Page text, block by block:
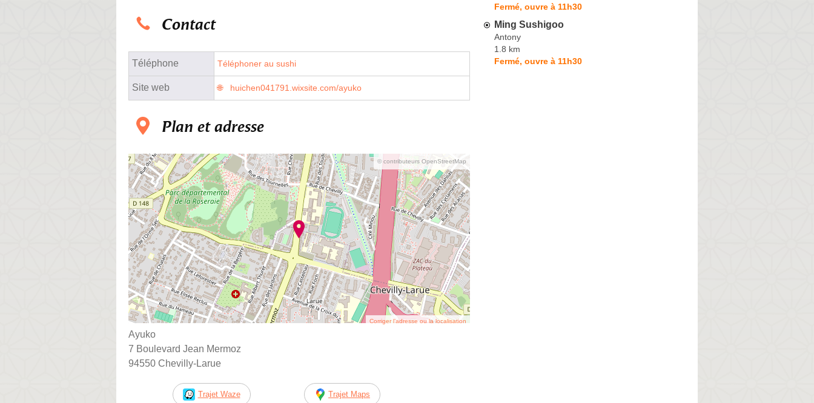
Contact
Téléphone Téléphoner au sushi
Site web huichen041791.wixsite.com/ayuko
Plan et adresse
© contributeurs OpenStreetMap
Corriger l’adresse ou la localisation
Ayuko
7 Boulevard Jean Mermoz
94550 Chevilly-Larue
Trajet Waze Trajet Maps
Fermé, ouvre à 11h30
Ming Sushigoo
Antony
1.8 km
Fermé, ouvre à 11h30